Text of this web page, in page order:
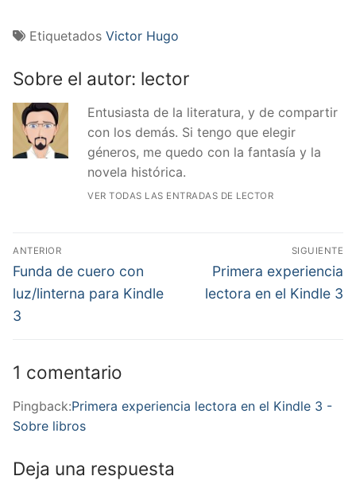
Etiquetados Victor Hugo
Sobre el autor: lector
Entusiasta de la literatura, y de compartir
con los demás. Si tengo que elegir
géneros, me quedo con la fantasía y la
novela histórica.
VER TODAS LAS ENTRADAS DE LECTOR
Navegación
de
entradas
ANTERIOR
Entrada
anterior:
Funda de cuero con
luz/linterna para Kindle
3
SIGUIENTE
Entrada
siguiente:
Primera experiencia
lectora en el Kindle 3
1 comentario
Pingback:Primera experiencia lectora en el Kindle 3 -
Sobre libros
Deja una respuesta